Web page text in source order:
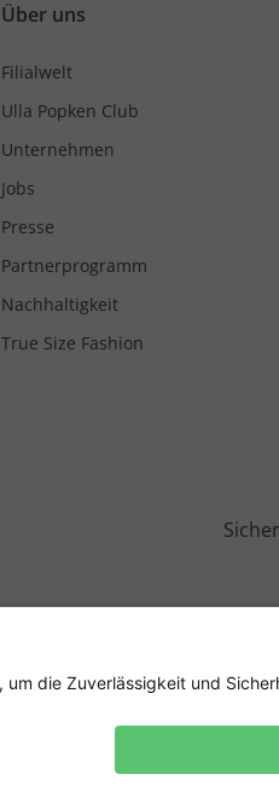
Über uns
Filialwelt
Ulla Popken Club
Unternehmen
Jobs
Presse
Partnerprogramm
Nachhaltigkeit
True Size Fashion